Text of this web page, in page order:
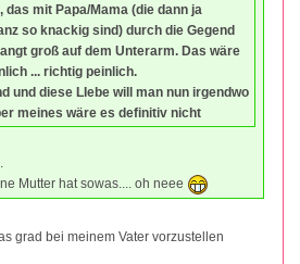
mit Papa/Mama (die dann ja
so knackig sind) durch die Gegend
groß auf dem Unterarm. Das wäre
... richtig peinlich.
und diese LIebe will man nun irgendwo
meines wäre es definitiv nicht
Mutter hat sowas.... oh neee
grad bei meinem Vater vorzustellen